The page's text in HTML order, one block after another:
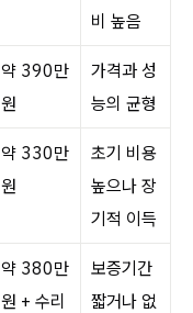
비 높음
약 390만
원
가격과 성
능의 균형
약 330만
원
초기 비용
높으나 장
기적 이득
약 380만
원 + 수리
보증기간
짧거나 없